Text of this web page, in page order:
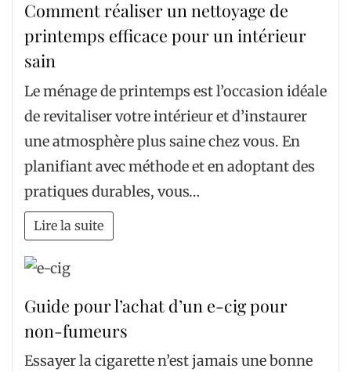
Comment réaliser un nettoyage de
printemps efficace pour un intérieur
sain
Le ménage de printemps est l’occasion idéale
de revitaliser votre intérieur et d’instaurer
une atmosphère plus saine chez vous. En
planifiant avec méthode et en adoptant des
pratiques durables, vous…
Lire la suite
Guide pour l’achat d’un e-cig pour
non-fumeurs
Essayer la cigarette n’est jamais une bonne